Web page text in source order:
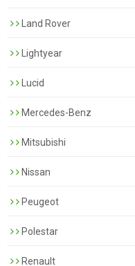
Land Rover
Lightyear
Lucid
Mercedes-Benz
Mitsubishi
Nissan
Peugeot
Polestar
Renault